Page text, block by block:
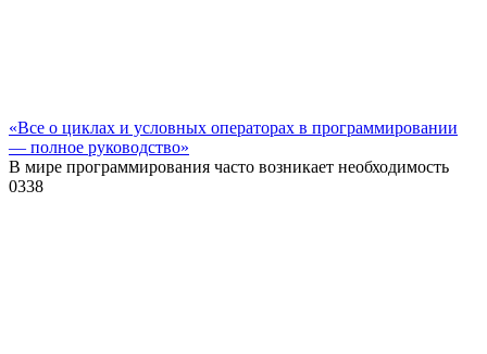
«Все о циклах и условных операторах в программировании
— полное руководство»
В мире программирования часто возникает необходимость
0338